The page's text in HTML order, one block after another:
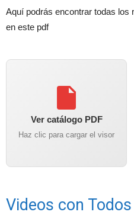
Aquí podrás encontrar todas los
en este pdf
Ver catálogo PDF
Haz clic para cargar el visor
Videos con